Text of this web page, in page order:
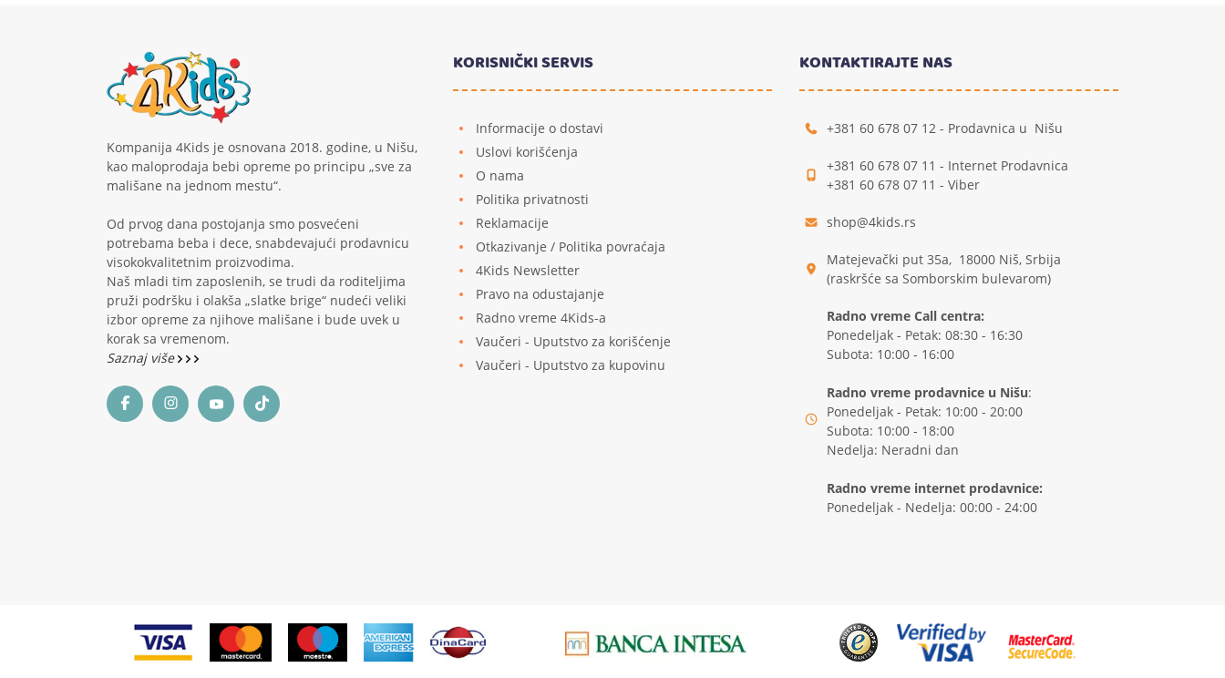
Kompanija 4Kids je osnovana 2018. godine, u Nišu,
kao maloprodaja bebi opreme po principu „sve za
mališane na jednom mestu“.
Od prvog dana postojanja smo posvećeni
potrebama beba i dece, snabdevajući prodavnicu
visokokvalitetnim proizvodima.
Naš mladi tim zaposlenih, se trudi da roditeljima
pruži podršku i olakša „slatke brige“ nudeći veliki
izbor opreme za njihove mališane i bude uvek u
korak sa vremenom.
Saznaj više
KORISNIČKI SERVIS
Informacije o dostavi
Uslovi korišćenja
O nama
Politika privatnosti
Reklamacije
Otkazivanje / Politika povraćaja
4Kids Newsletter
Pravo na odustajanje
Radno vreme 4Kids-a
Vaučeri - Uputstvo za korišćenje
Vaučeri - Uputstvo za kupovinu
KONTAKTIRAJTE NAS
+381 60 678 07 12 - Prodavnica u Nišu
+381 60 678 07 11 - Internet Prodavnica
+381 60 678 07 11 - Viber
shop@4kids.rs
Matejevački put 35a, 18000 Niš, Srbija
(raskršće sa Somborskim bulevarom)
Radno vreme Call centra:
Ponedeljak - Petak: 08:30 - 16:30
Subota: 10:00 - 16:00
Radno vreme prodavnice u Nišu:
Ponedeljak - Petak: 10:00 - 20:00
Subota: 10:00 - 18:00
Nedelja: Neradni dan
Radno vreme internet prodavnice:
Ponedeljak - Nedelja: 00:00 - 24:00